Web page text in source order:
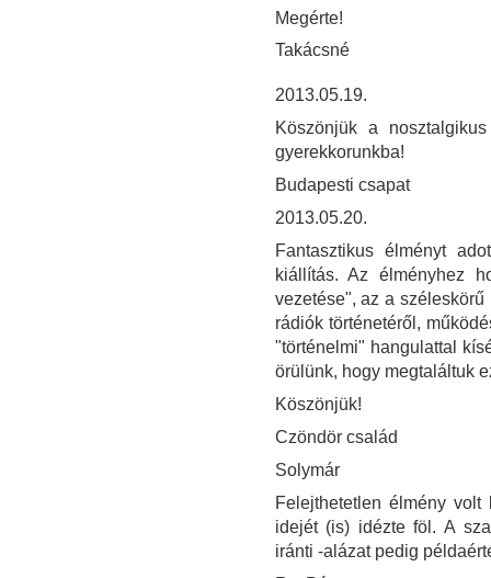
Megérte!
Takácsné
2013.05.19.
Köszönjük a
gyerekkorunkba!
Budapesti csapat
2013.05.20.
Fantasztikus élményt
kiállítás. Az élményhez
vezetése", az a
rádiók történetéről,
"történelmi" hangulattal
örülünk, hogy megtaláltuk
Köszönjük!
Czöndör család
Solymár
Felejthetetlen élmény
idejét (is) idézte föl. A
iránti -alázat pedig